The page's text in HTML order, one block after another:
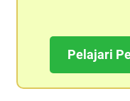
Pelajari